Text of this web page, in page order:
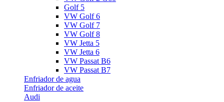
Golf 5
VW Golf 6
VW Golf 7
VW Golf 8
VW Jetta 5
VW Jetta 6
VW Passat B6
VW Passat B7
Enfriador de agua
Enfriador de aceite
Audi